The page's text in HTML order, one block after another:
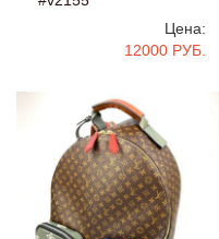
Цена:
12000 РУБ.